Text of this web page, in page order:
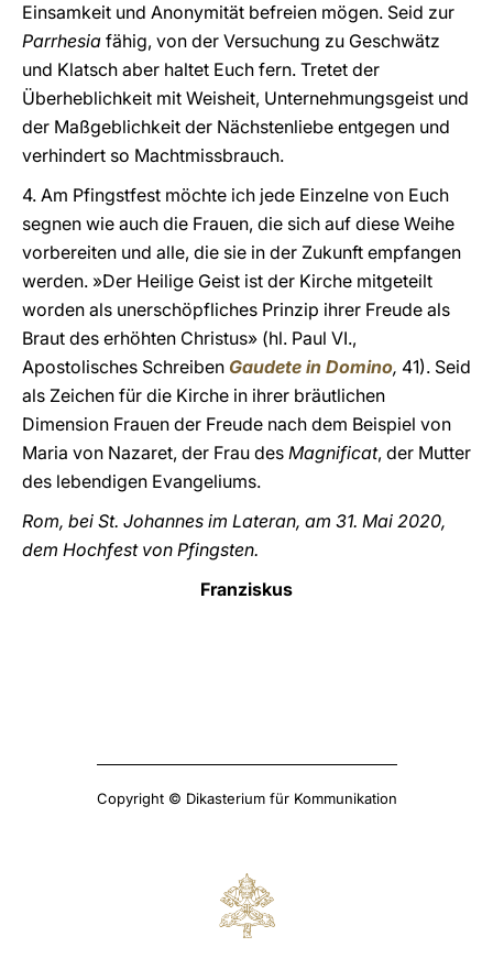
Einsamkeit und Anonymität befreien mögen. Seid zur
Parrhesia fähig, von der Versuchung zu Geschwätz
und Klatsch aber haltet Euch fern. Tretet der
Überheblichkeit mit Weisheit, Unternehmungsgeist und
der Maßgeblichkeit der Nächstenliebe entgegen und
verhindert so Machtmissbrauch.
4. Am Pfingstfest möchte ich jede Einzelne von Euch
segnen wie auch die Frauen, die sich auf diese Weihe
vorbereiten und alle, die sie in der Zukunft empfangen
werden. »Der Heilige Geist ist der Kirche mitgeteilt
worden als unerschöpfliches Prinzip ihrer Freude als
Braut des erhöhten Christus» (hl. Paul VI.,
Apostolisches Schreiben Gaudete in Domino, 41). Seid
als Zeichen für die Kirche in ihrer bräutlichen
Dimension Frauen der Freude nach dem Beispiel von
Maria von Nazaret, der Frau des Magnificat, der Mutter
des lebendigen Evangeliums.
Rom, bei St. Johannes im Lateran, am 31. Mai 2020,
dem Hochfest von Pfingsten.
Franziskus
Copyright © Dikasterium für Kommunikation